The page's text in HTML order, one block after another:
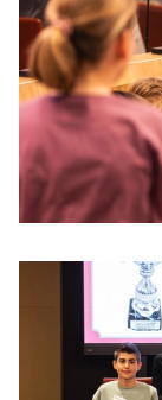
beter inzicht te
website en
in voor het
Google voor
Gedeelde
Opslaan